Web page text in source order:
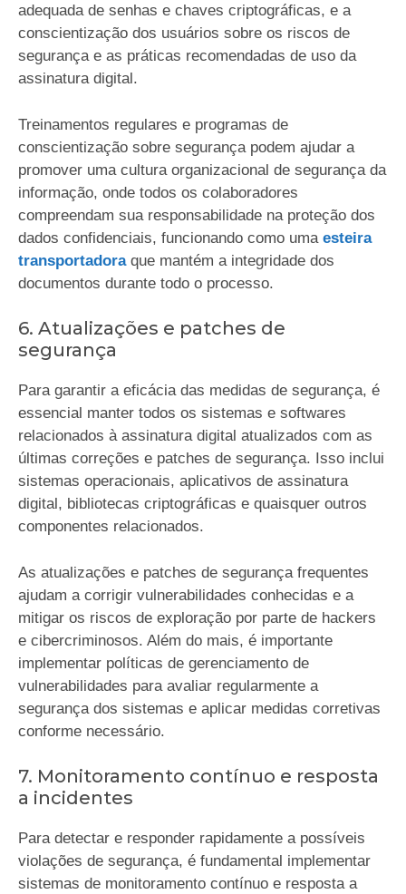
adequada de senhas e chaves criptográficas, e a
conscientização dos usuários sobre os riscos de
segurança e as práticas recomendadas de uso da
assinatura digital.
Treinamentos regulares e programas de
conscientização sobre segurança podem ajudar a
promover uma cultura organizacional de segurança da
informação, onde todos os colaboradores
compreendam sua responsabilidade na proteção dos
dados confidenciais, funcionando como uma esteira
transportadoraque mantém a integridade dos
documentos durante todo o processo.
6. Atualizações e patches de
segurança
Para garantir a eficácia das medidas de segurança, é
essencial manter todos os sistemas e softwares
relacionados à assinatura digital atualizados com as
últimas correções e patches de segurança. Isso inclui
sistemas operacionais, aplicativos de assinatura
digital, bibliotecas criptográficas e quaisquer outros
componentes relacionados.
As atualizações e patches de segurança frequentes
ajudam a corrigir vulnerabilidades conhecidas e a
mitigar os riscos de exploração por parte de hackers
e cibercriminosos. Além do mais, é importante
implementar políticas de gerenciamento de
vulnerabilidades para avaliar regularmente a
segurança dos sistemas e aplicar medidas corretivas
conforme necessário.
7. Monitoramento contínuo e resposta
a incidentes
Para detectar e responder rapidamente a possíveis
violações de segurança, é fundamental implementar
sistemas de monitoramento contínuo e resposta a